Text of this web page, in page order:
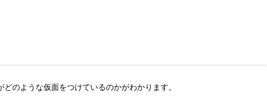
のような仮面をつけているのかがわかります。